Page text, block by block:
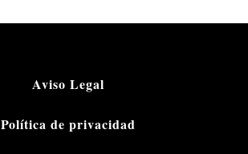
Aviso Legal
Política de privacidad